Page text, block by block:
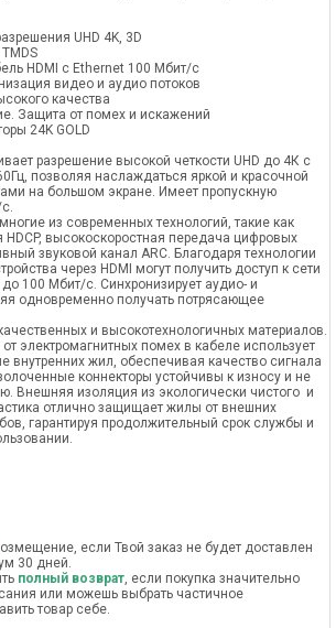
UHD 4K, 3D
HDMI с Ethernet 100 Мбит/с
видео и аудио потоков
качества
Защита от помех и искажений
24K GOLD
разрешение высокой четкости UHD до 4К с
позволяя наслаждаться яркой и красочной
на большом экране. Имеет пропускную
из современных технологий, такие как
HDCP, высокоскоростная передача цифровых
звуковой канал ARС. Благодаря технологии
через HDMI могут получить доступ к сети
до 100 Мбит/с. Синхронизирует аудио- и
одновременно получать потрясающее
и высокотехнологичных материалов.
электромагнитных помех в кабеле использует
внутренних жил, обеспечивая качество сигнала
коннекторы устойчивы к износу и не
Внешняя изоляция из экологически чистого и
отлично защищает жилы от внешних
гарантируя продолжительный срок службы и
если Твой заказ не будет доставлен
30 дней.
полный возврат, если покупка значительно
или можешь выбрать частичное
товар себе.